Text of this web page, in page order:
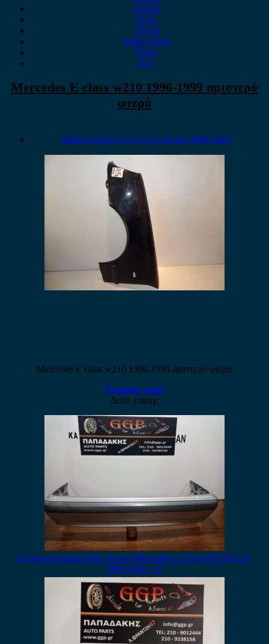
Suzuki
Tesla
Toyota
Volkswagen
Volvo
Xev
Mercedes E class w210 1996-1999 αριστερό
φτερό
MERCEDES E-CLASS (W210) 1996-2002
Mercedes E class w210 1996-1999 αριστερό φτερό
Ρωτήστε τιμή
Δείτε επίσης
Προφυλακτήρας Πίσω Ασημί Mercedes E Class (W210) Lift
1999-2002 / Θ